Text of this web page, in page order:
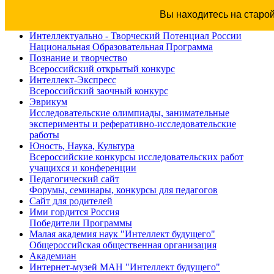
Вы находитесь на
Интеллектуально - Творческий Потенциал России
Национальная Образовательная Программа
Познание и творчество
Всероссийский открытый конкурс
Интеллект-Экспресс
Всероссийский заочный конкурс
Эврикум
Исследовательские олимпиады, занимательные
эксперименты и реферативно-исследовательские
работы
Юность, Наука, Культура
Всероссийские конкурсы исследовательских работ
учащихся и конференции
Педагогический сайт
Форумы, семинары, конкурсы для педагогов
Сайт для родителей
Ими гордится Россия
Победители Программы
Малая академия наук "Интеллект будущего"
Общероссийская общественная организация
Академиан
Интернет-музей МАН "Интеллект будущего"